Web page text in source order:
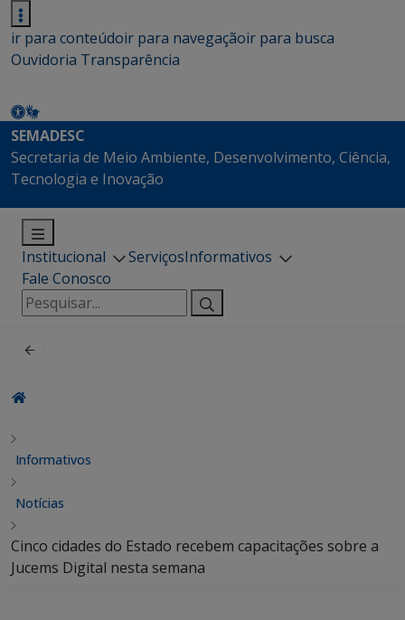
ir para conteúdoir para navegaçãoir para busca
Ouvidoria Transparência
SEMADESC
Secretaria de Meio Ambiente, Desenvolvimento, Ciência,
Tecnologia e Inovação
Institucional ServiçosInformativos
Fale Conosco
Pesquisar
por:
Informativos
Notícias
Cinco cidades do Estado recebem capacitações sobre a
Jucems Digital nesta semana